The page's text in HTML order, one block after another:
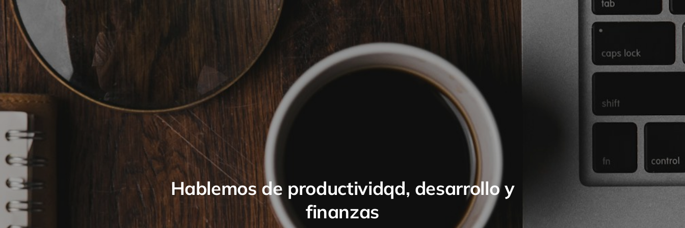
Hablemos de productividqd, desarrollo y
finanzas